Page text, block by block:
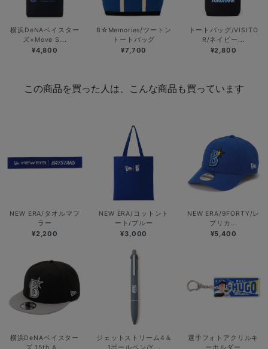
横浜DeNAベイスター
ズ×Move S...
¥4,800
B☆Memories/ツートン
トートバッグ
¥7,700
トートバッグ/VISITO
R/ネイビー...
¥2,800
この商品を買った人は、こんな商品も買っています
NEW ERA/タオルマフ
ラー
¥2,200
NEW ERA/コットント
ート/ブルー
¥3,000
NEW ERA/9FORTY/レ
プリカ...
¥5,400
横浜DeNAベイスター
ジェットストリーム4＆
選手フォトアクリルキ